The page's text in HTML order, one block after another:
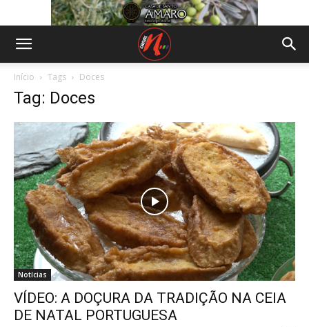
Início Tags Doces
Tag: Doces
Notícias
VÍDEO: A DOÇURA DA TRADIÇÃO NA CEIA
DE NATAL PORTUGUESA